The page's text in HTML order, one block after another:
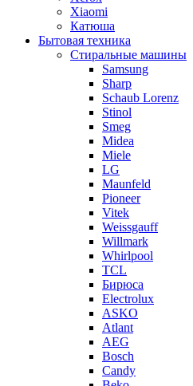
Xiaomi
Катюша
Бытовая техника
Стиральные машины
Samsung
Sharp
Schaub Lorenz
Stinol
Smeg
Midea
Miele
LG
Maunfeld
Pioneer
Vitek
Weissgauff
Willmark
Whirlpool
TCL
Бирюса
Electrolux
ASKO
Atlant
AEG
Bosch
Candy